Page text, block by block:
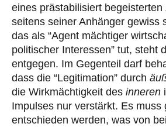
eines prästabilisiert begeisterten
seitens seiner Anhänger gewiss
das als “Agent mächtiger
politischer Interessen” tut, steht
entgegen. Im Gegenteil darf
dass die “Legitimation” durch
die Wirkmächtigkeit des inneren
Impulses nur verstärkt. Es muss
entschieden werden, was von